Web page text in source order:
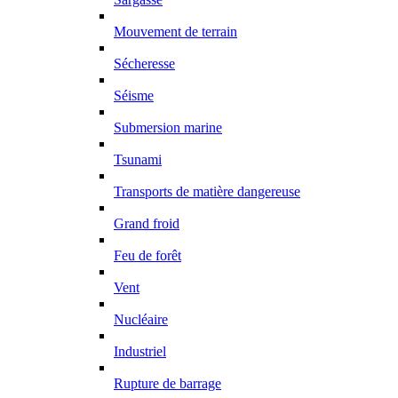
Mouvement de terrain
Sécheresse
Séisme
Submersion marine
Tsunami
Transports de matière dangereuse
Grand froid
Feu de forêt
Vent
Nucléaire
Industriel
Rupture de barrage